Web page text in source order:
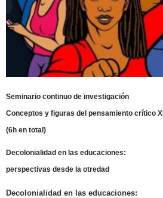
Seminario continuo de investigación
Conceptos y figuras del pensamiento crítico XII
(6h en total)
Decolonialidad en las educaciones:
perspectivas desde la otredad
Decolonialidad en las educaciones: